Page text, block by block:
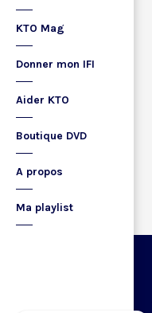
KTO Mag
Donner mon IFI
Aider KTO
Boutique DVD
A propos
Ma playlist